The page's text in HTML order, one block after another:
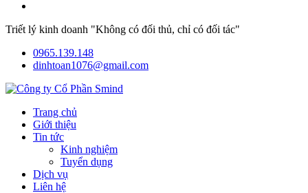
Triết lý kinh doanh "Không có đối thủ, chỉ có đối tác"
0965.139.148
dinhtoan1076@gmail.com
Trang chủ
Giới thiệu
Tin tức
Kinh nghiệm
Tuyển dụng
Dịch vụ
Liên hệ